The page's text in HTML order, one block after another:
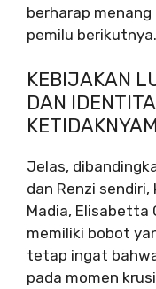
berharap
pemilu berikutnya.
KEBIJAKAN
DAN
Jelas,
dan Renzi
Madia, Elisabetta
memiliki bobot
tetap ingat
pada momen